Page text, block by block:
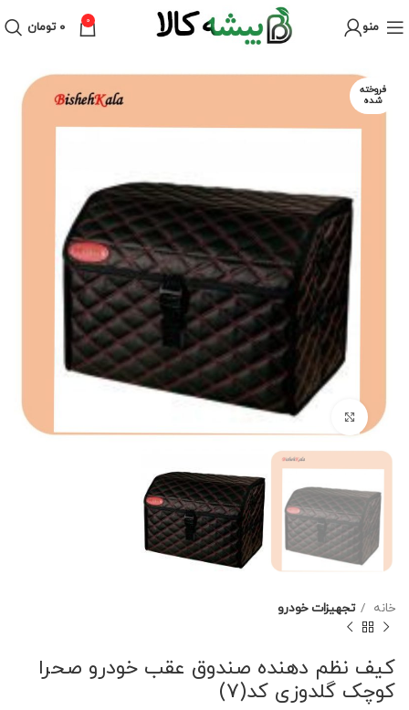
منو 0 ۰ تومان
فروخته
شده
برای بزرگنمایی کلیک کنید
خانه تجهیزات خودرو
کیف نظم دهنده صندوق عقب خودرو صحرا
کوچک گلدوزی کد(7)